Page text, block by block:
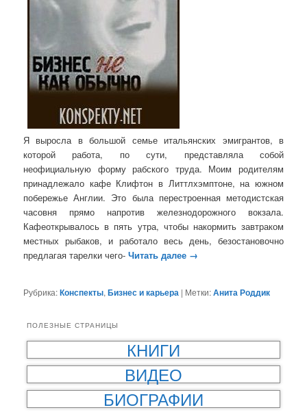
Я выросла в большой семье итальянских эмигрантов, в
которой работа, по сути, представляла собой
неофициальную форму рабского труда. Моим родителям
принадлежало кафе Клифтон в Литтлхэмптоне, на южном
побережье Англии. Это была перестроенная методистская
часовня прямо напротив железнодорожного вокзала.
Кафеоткрывалось в пять утра, чтобы накормить завтраком
местных рыбаков, и работало весь день, безостановочно
предлагая тарелки чего- Читать далее →
Рубрика:Конспекты,Бизнес и карьера | Метки:Анита Роддик
ПОЛЕЗНЫЕ СТРАНИЦЫ
КНИГИ
ВИДЕО
БИОГРАФИИ